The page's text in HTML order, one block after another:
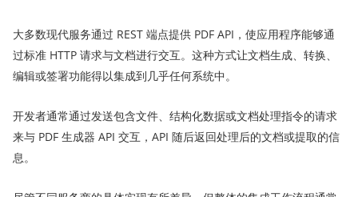
大多数现代服务通过 REST 端点提供 PDF API，使应用程序能够通
过标准 HTTP 请求与文档进行交互。这种方式让文档生成、转换、
编辑或签署功能得以集成到几乎任何系统中。
开发者通常通过发送包含文件、结构化数据或文档处理指令的请求
来与 PDF 生成器 API 交互，API 随后返回处理后的文档或提取的信
息。